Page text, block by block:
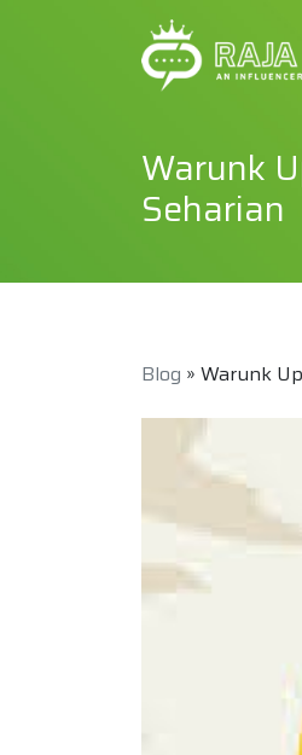
Warunk
Seharian
Blog » Warunk